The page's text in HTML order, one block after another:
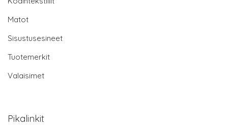
Matot
Sisustusesineet
Tuotemerkit
Valaisimet
Pikalinkit